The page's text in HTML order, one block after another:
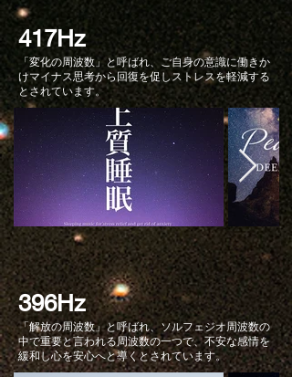
417Hz
「変化の周波数」と呼ばれ、ご自身の意識に働きか
けマイナス思考から回復を促しストレスを軽減する
とされています。
396Hz
「解放の周波数」と呼ばれ、ソルフェジオ周波数の
中で重要と言われる周波数の一つで、不安な感情を
緩和し心を安心へと導くとされています。